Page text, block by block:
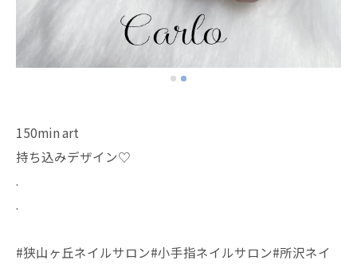
150min art
持ち込みデザイン♡
.
.
#狭山ヶ丘ネイルサロン#小手指ネイルサロン#所沢ネイ